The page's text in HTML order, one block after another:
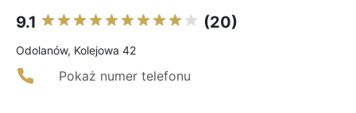
9.1 (20)
Odolanów, Kolejowa 42
Pokaż numer telefonu